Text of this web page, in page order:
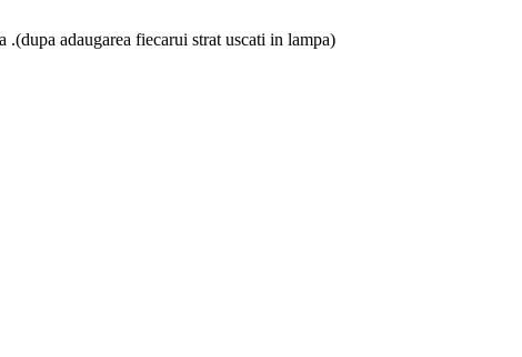
adaugarea fiecarui strat uscati in lampa)